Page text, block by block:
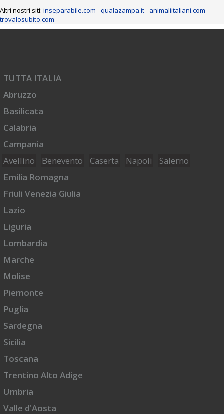
Altri nostri siti: inseparabile.com -qualazampa.it- animaliitaliani.com -
trovalosubito.com
TUTTA ITALIA
Abruzzo
Basilicata
Calabria
Campania
Avellino
Benevento Caserta Napoli
Salerno
Emilia Romagna
Friuli Venezia Giulia
Lazio
Liguria
Lombardia
Marche
Molise
Piemonte
Puglia
Sardegna
Sicilia
Toscana
Trentino Alto Adige
Umbria
Valle d'Aosta